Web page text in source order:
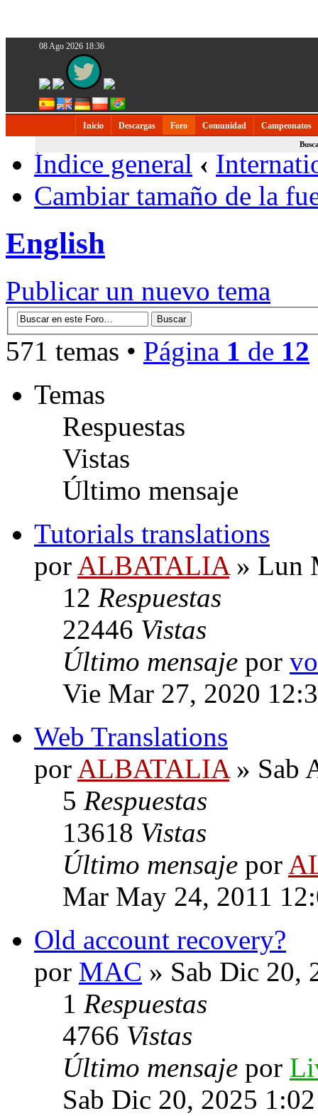
08 Ago 2026 18:36
Inicio Descargas Foro Comunidad Campeonatos
Índice general ‹
Cambiar tamaño de la
English
Publicar un nuevo tema
571 temas • Página 1 de 12
Temas
Respuestas
Vistas
Último mensaje
Tutorials translations
por ALBATALIA» Lun
12 Respuestas
22446 Vistas
Último mensaje por
Vie Mar 27, 2020
Web Translations
por ALBATALIA» Sab
5 Respuestas
13618 Vistas
Último mensaje por
Mar May 24, 2011
Old account recovery?
por MAC » Sab Dic 20,
1 Respuestas
4766 Vistas
Último mensaje por
Sab Dic 20, 2025